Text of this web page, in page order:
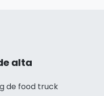
alta
de food truck